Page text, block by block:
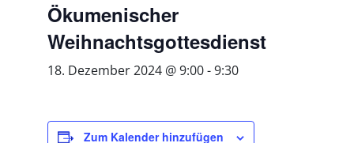
Ökumenischer
Weihnachtsgottesdienst
18. Dezember 2024 @ 9:00-9:30
Zum Kalender hinzufügen